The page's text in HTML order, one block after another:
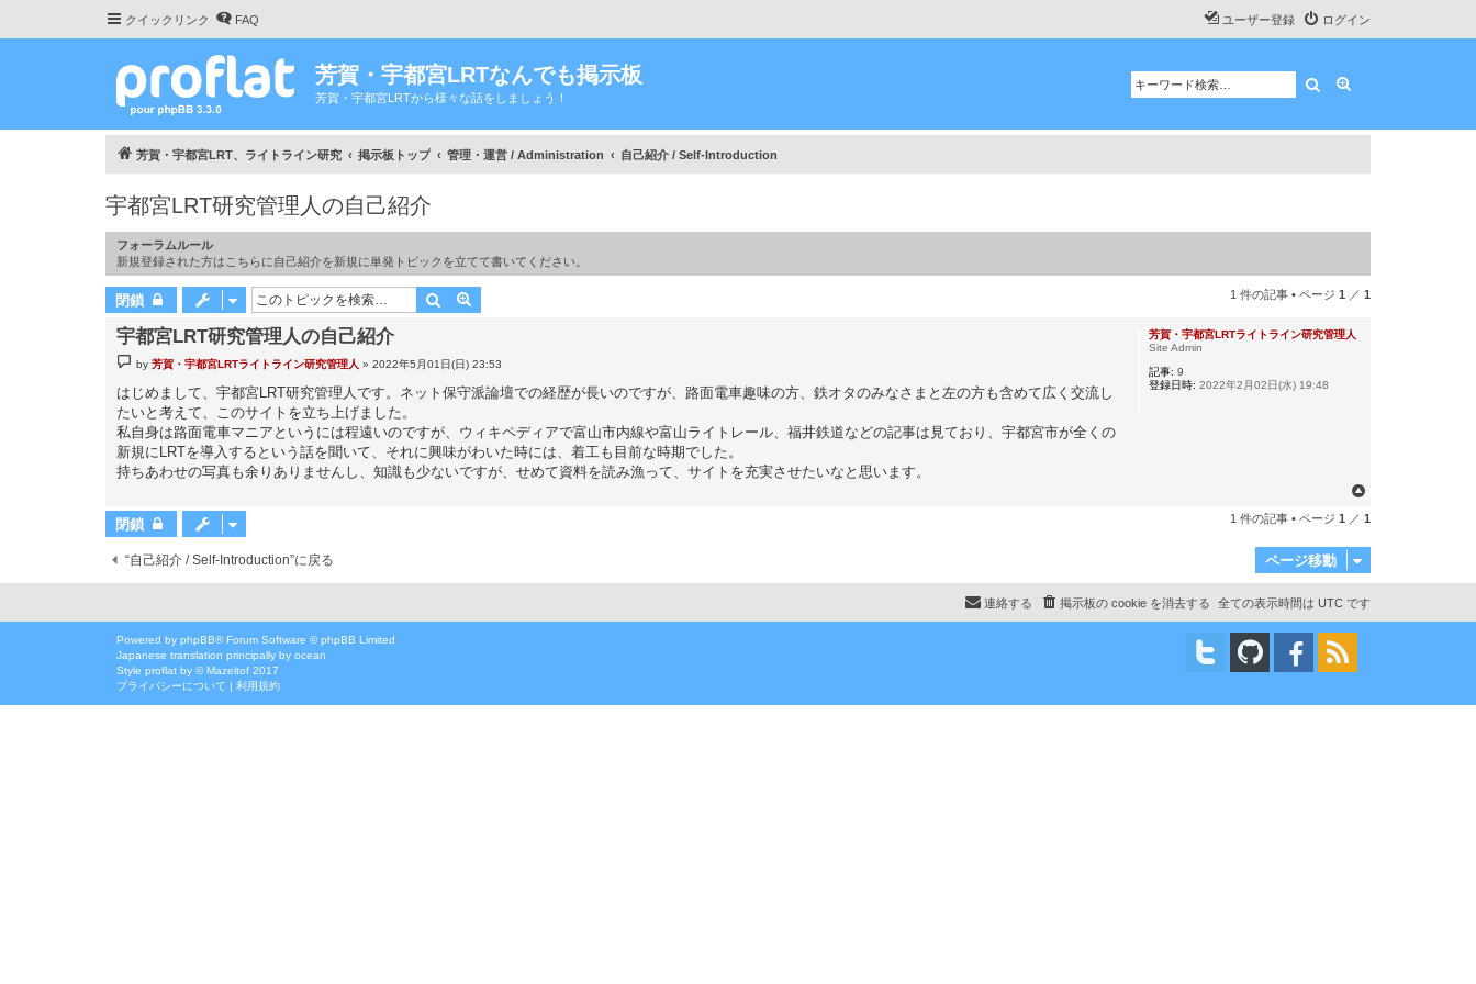
クイックリンク FAQ ログイン
ユーザー登録
芳賀・宇都宮LRTなんでも掲示板
芳賀・宇都宮LRTから様々な話をしましょう！
検索
芳賀・宇都宮LRT、ライトライン研究 掲示板トップ 管理・運営 / Administration 自己紹介 / Self-Introduction
宇都宮LRT研究管理人の自己紹介
フォーラムルール
新規登録された方はこちらに自己紹介を新規に単発トピックを立てて書いてください。
閉鎖 検索 1 件の記事 • ページ 1 ／ 1
芳賀・宇都宮LRTライトライン研究管理人
Site Admin
記事: 9
登録日時: 2022年2月02日(水) 19:48
宇都宮LRT研究管理人の自己紹介
投
稿
記
事
by芳賀・宇都宮LRTライトライン研究管理人 »2022年5月01日(日) 23:53
はじめまして、宇都宮LRT研究管理人です。ネット保守派論壇での経歴が長いのですが、路面電車趣味の方、鉄オタのみなさまと左の方も含めて広く交流し
たいと考えて、このサイトを立ち上げました。
私自身は路面電車マニアというには程遠いのですが、ウィキペディアで富山市内線や富山ライトレール、福井鉄道などの記事は見ており、宇都宮市が全くの
新規にLRTを導入するという話を聞いて、それに興味がわいた時には、着工も目前な時期でした。
持ちあわせの写真も余りありませんし、知識も少ないですが、せめて資料を読み漁って、サイトを充実させたいなと思います。
ジ
ト
プ
閉鎖 1 件の記事 • ページ 1 ／ 1
“自己紹介 / Self-Introduction”に戻る ページ移動
全ての表示時間は UTC です
掲示板の cookie を消去する
連絡する
Powered by phpBB® Forum Software © phpBB Limited
Japanese translation principally by ocean
Style proflat by ©Mazeltof 2017
プライバシーについて | 利用規約